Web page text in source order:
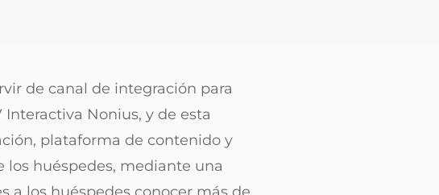
de canal de integración para
Nonius, y de esta
plataforma de contenido y
huéspedes, mediante una